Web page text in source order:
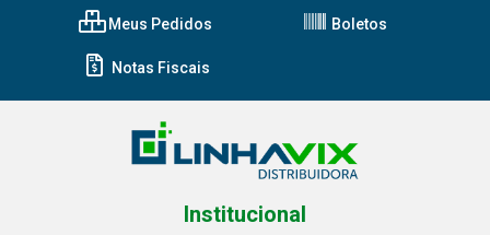
Meus Pedidos Boletos
Notas Fiscais
Institucional